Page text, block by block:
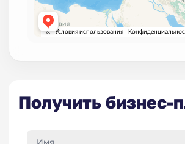
Получить бизнес-